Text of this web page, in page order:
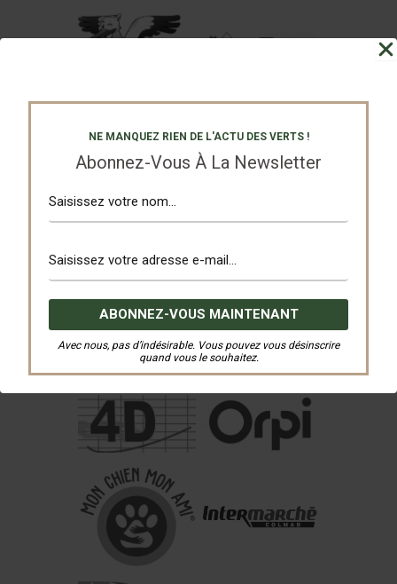
NE MANQUEZ RIEN DE L'ACTU DES VERTS !
Abonnez-Vous À La Newsletter
Avec nous, pas d’indésirable. Vous pouvez vous désinscrire
quand vous le souhaitez.